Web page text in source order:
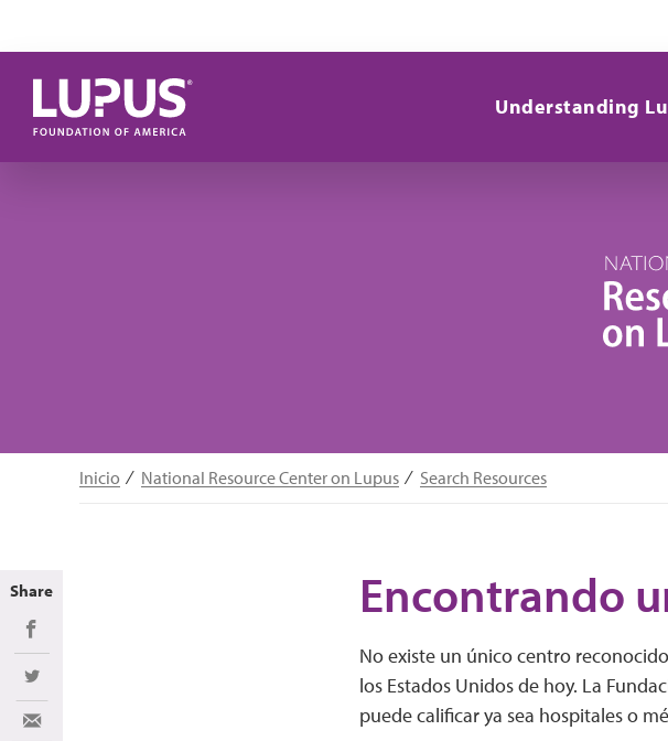
Understanding
Inicio National Resource Center on Lupus Search Resources
Encontrando
No existe un único centro
los Estados Unidos de hoy. La
puede calificar ya sea hospitales o
Share
Share on Facebook
Share on Twitter
Share via Email